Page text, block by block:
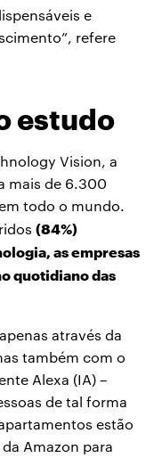
e
refere
estudo
Vision, a
mais de 6.300
todo o mundo.
(84%)
as empresas
quotidiano das
através da
também com o
Alexa (IA) –
de tal forma
estão
Amazon para